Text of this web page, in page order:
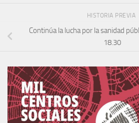
HISTORIA PREVIA
Continúa la lucha por la sanidad
18.30